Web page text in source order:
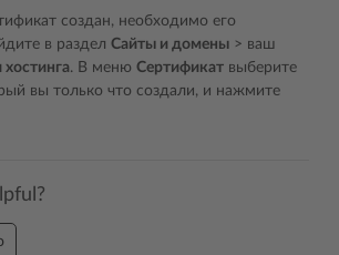
создан, необходимо его
в раздел Сайты и домены > ваш
. В меню Сертификат выберите
вы только что создали, и нажмите